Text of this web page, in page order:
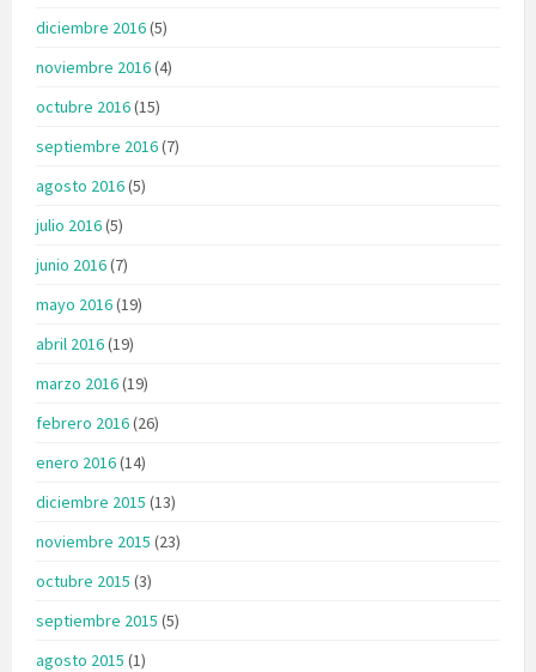
diciembre 2016(5)
noviembre 2016(4)
octubre 2016(15)
septiembre 2016(7)
agosto 2016(5)
julio 2016(5)
junio 2016(7)
mayo 2016(19)
abril 2016(19)
marzo 2016(19)
febrero 2016(26)
enero 2016(14)
diciembre 2015 (13)
noviembre 2015 (23)
octubre 2015 (3)
septiembre 2015 (5)
agosto 2015 (1)